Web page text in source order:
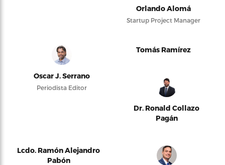
Orlando Alomá
Startup Project Manager
Oscar J. Serrano
Periodista Editor
Tomás Ramírez
Dr. Ronald Collazo
Pagán
Lcdo. Ramón Alejandro
Pabón